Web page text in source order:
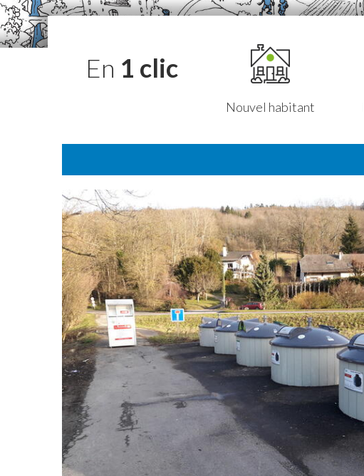
En 1 clic
Nouvel habitant